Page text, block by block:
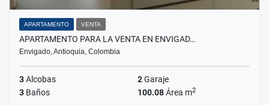
APARTAMENTO VENTA
APARTAMENTO PARA LA VENTA EN ENVIGAD…
Envigado, Antioquia, Colombia
3Alcobas 2Garaje
3 Baños 100.08Área m2